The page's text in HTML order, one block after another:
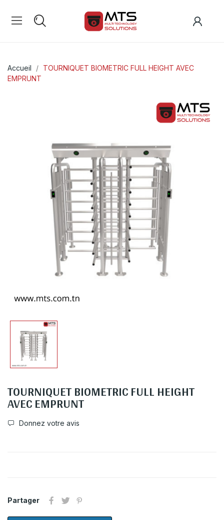
Accueil
TOURNIQUET BIOMETRIC FULL HEIGHT AVEC
EMPRUNT
TOURNIQUET BIOMETRIC FULL HEIGHT
AVEC EMPRUNT
Donnez votre avis
Partager